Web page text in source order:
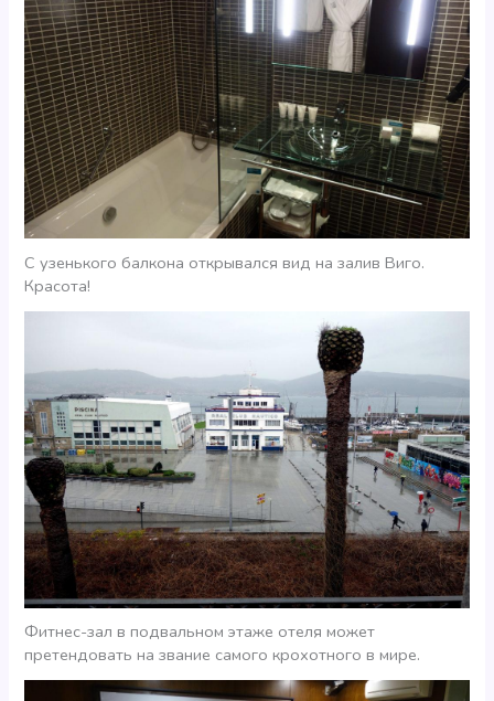
С узенького балкона открывался вид на залив Виго.
Красота!
Фитнес-зал в подвальном этаже отеля может
претендовать на звание самого крохотного в мире.